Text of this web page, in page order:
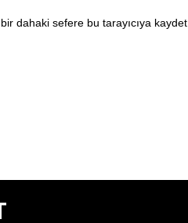
dahaki sefere bu tarayıcıya kaydet.